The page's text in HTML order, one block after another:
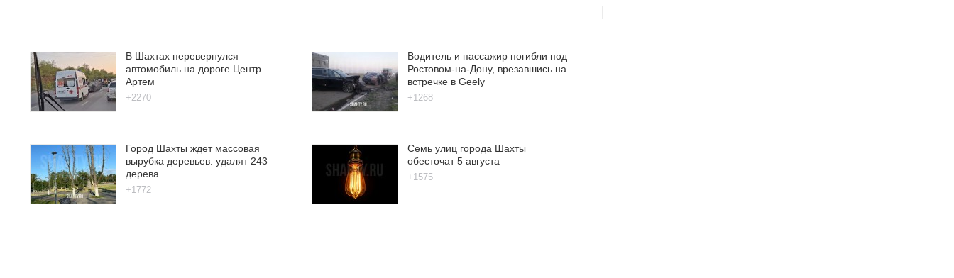
В Шахтах перевернулся
автомобиль на дороге Центр —
Артем
+2270
Водитель и пассажир погибли под
Ростовом-на-Дону, врезавшись на
встречке в Geely
+1268
Город Шахты ждет массовая
вырубка деревьев: удалят 243
дерева
+1772
Семь улиц города Шахты
обесточат 5 августа
+1575